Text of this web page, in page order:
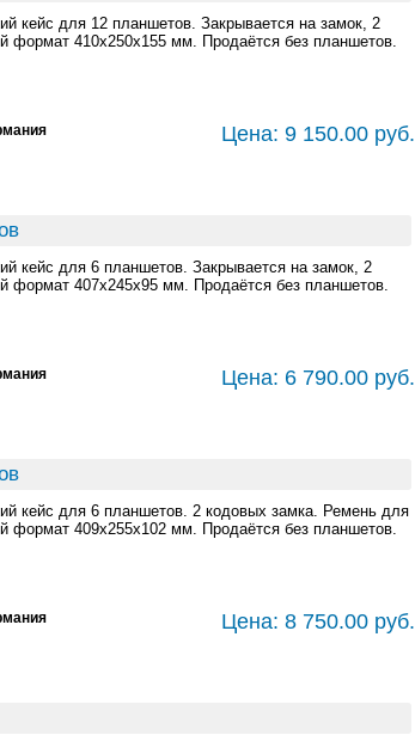
кейс для 12 планшетов. Закрывается на замок, 2
формат 410x250x155 мм. Продаётся без планшетов.
Цена: 9 150.00 руб.
кейс для 6 планшетов. Закрывается на замок, 2
формат 407x245x95 мм. Продаётся без планшетов.
Цена: 6 790.00 руб.
кейс для 6 планшетов. 2 кодовых замка. Ремень для
формат 409x255x102 мм. Продаётся без планшетов.
Цена: 8 750.00 руб.